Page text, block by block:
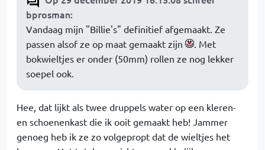
bprosman:
Vandaag mijn "Billie's" definitief afgemaakt. Ze
passen alsof ze op maat gemaakt zijn
. Met
bokwieltjes er onder (50mm) rollen ze nog lekker
soepel ook.
Hee, dat lijkt als twee druppels water op een kleren-
en schoenenkast die ik ooit gemaakt heb! Jammer
genoeg heb ik ze zo volgepropt dat de wieltjes het